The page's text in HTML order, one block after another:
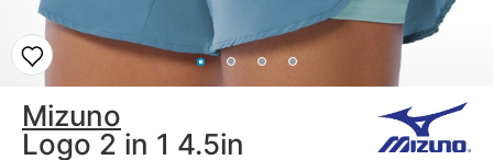
Mizuno
Logo 2 in 1 4.5in